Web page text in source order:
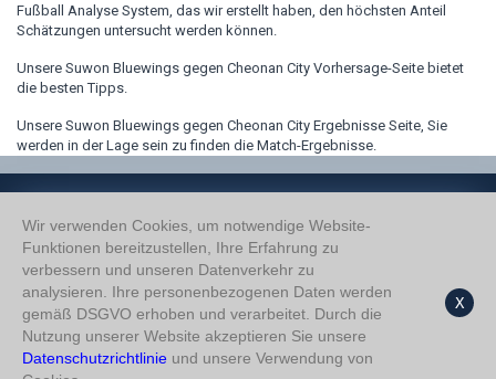
Fußball Analyse System, das wir erstellt haben, den höchsten Anteil
Schätzungen untersucht werden können.
Unsere Suwon Bluewings gegen Cheonan City Vorhersage-Seite bietet
die besten Tipps.
Unsere Suwon Bluewings gegen Cheonan City Ergebnisse Seite, Sie
werden in der Lage sein zu finden die Match-Ergebnisse.
Wir Über Uns
Datenschutzerklärung
Wir verwenden Cookies, um notwendige Website-
Funktionen bereitzustellen, Ihre Erfahrung zu
verbessern und unseren Datenverkehr zu
analysieren. Ihre personenbezogenen Daten werden
gemäß DSGVO erhoben und verarbeitet. Durch die
Nutzung unserer Website akzeptieren Sie unsere
Datenschutzrichtlinie und unsere Verwendung von
X